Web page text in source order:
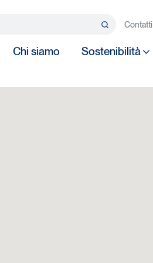
Chi siamo Sostenibilità
SearchContatti